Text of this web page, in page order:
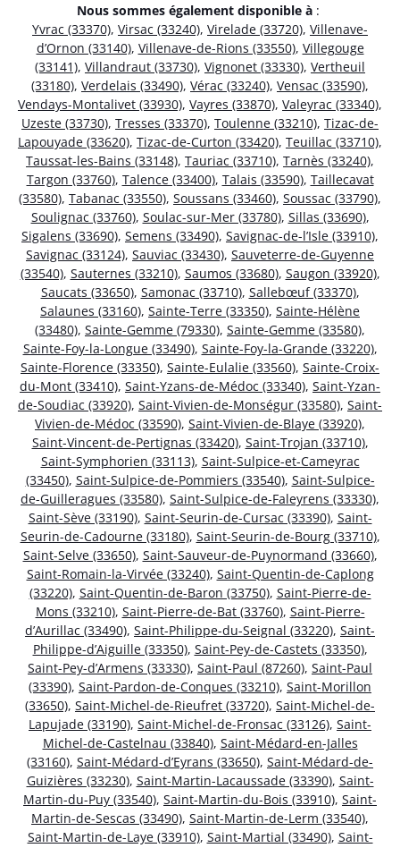
Nous sommes également disponible à :
Yvrac (33370), Virsac (33240), Virelade (33720), Villenave-
d’Ornon (33140), Villenave-de-Rions (33550), Villegouge
(33141), Villandraut (33730), Vignonet (33330), Vertheuil
(33180), Verdelais (33490), Vérac (33240), Vensac (33590),
Vendays-Montalivet (33930), Vayres (33870), Valeyrac (33340),
Uzeste (33730), Tresses (33370), Toulenne (33210), Tizac-de-
Lapouyade (33620), Tizac-de-Curton (33420), Teuillac (33710),
Taussat-les-Bains (33148), Tauriac (33710), Tarnès (33240),
Targon (33760), Talence (33400), Talais (33590), Taillecavat
(33580), Tabanac (33550), Soussans (33460), Soussac (33790),
Soulignac (33760), Soulac-sur-Mer (33780), Sillas (33690),
Sigalens (33690), Semens (33490), Savignac-de-l’Isle (33910),
Savignac (33124), Sauviac (33430), Sauveterre-de-Guyenne
(33540), Sauternes (33210), Saumos (33680), Saugon (33920),
Saucats (33650), Samonac (33710), Sallebœuf (33370),
Salaunes (33160), Sainte-Terre (33350), Sainte-Hélène
(33480), Sainte-Gemme (79330), Sainte-Gemme (33580),
Sainte-Foy-la-Longue (33490), Sainte-Foy-la-Grande (33220),
Sainte-Florence (33350), Sainte-Eulalie (33560), Sainte-Croix-
du-Mont (33410), Saint-Yzans-de-Médoc (33340), Saint-Yzan-
de-Soudiac (33920), Saint-Vivien-de-Monségur (33580), Saint-
Vivien-de-Médoc (33590), Saint-Vivien-de-Blaye (33920),
Saint-Vincent-de-Pertignas (33420), Saint-Trojan (33710),
Saint-Symphorien (33113), Saint-Sulpice-et-Cameyrac
(33450), Saint-Sulpice-de-Pommiers (33540), Saint-Sulpice-
de-Guilleragues (33580), Saint-Sulpice-de-Faleyrens (33330),
Saint-Sève (33190), Saint-Seurin-de-Cursac (33390), Saint-
Seurin-de-Cadourne (33180), Saint-Seurin-de-Bourg (33710),
Saint-Selve (33650), Saint-Sauveur-de-Puynormand (33660),
Saint-Romain-la-Virvée (33240), Saint-Quentin-de-Caplong
(33220), Saint-Quentin-de-Baron (33750), Saint-Pierre-de-
Mons (33210), Saint-Pierre-de-Bat (33760), Saint-Pierre-
d’Aurillac (33490), Saint-Philippe-du-Seignal (33220), Saint-
Philippe-d’Aiguille (33350), Saint-Pey-de-Castets (33350),
Saint-Pey-d’Armens (33330), Saint-Paul (87260), Saint-Paul
(33390), Saint-Pardon-de-Conques (33210), Saint-Morillon
(33650), Saint-Michel-de-Rieufret (33720), Saint-Michel-de-
Lapujade (33190), Saint-Michel-de-Fronsac (33126), Saint-
Michel-de-Castelnau (33840), Saint-Médard-en-Jalles
(33160), Saint-Médard-d’Eyrans (33650), Saint-Médard-de-
Guizières (33230), Saint-Martin-Lacaussade (33390), Saint-
Martin-du-Puy (33540), Saint-Martin-du-Bois (33910), Saint-
Martin-de-Sescas (33490), Saint-Martin-de-Lerm (33540),
Saint-Martin-de-Laye (33910), Saint-Martial (33490), Saint-